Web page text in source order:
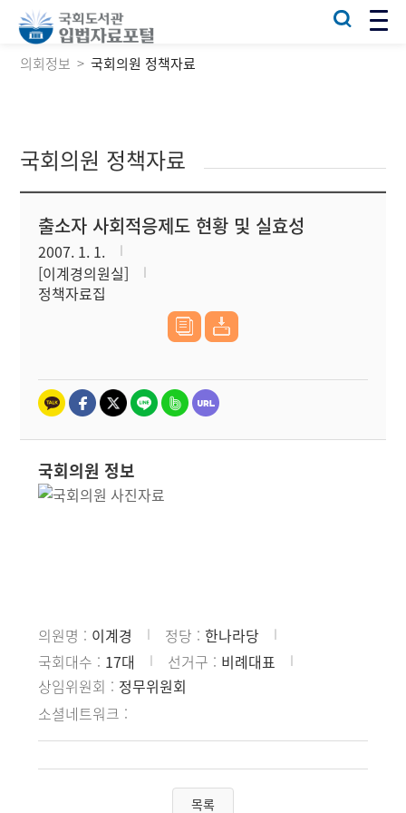
의회정보 국회의원 정책자료
국회의원 정책자료
출소자 사회적응제도 현황 및 실효성
2007. 1. 1.
[이계경의원실]
정책자료집
국회의원 정보
의원명 이계경 정당
한나라당
국회대수
17대 선거구
비례대표
상임위원회
정무위원회
소셜네트워크
목록